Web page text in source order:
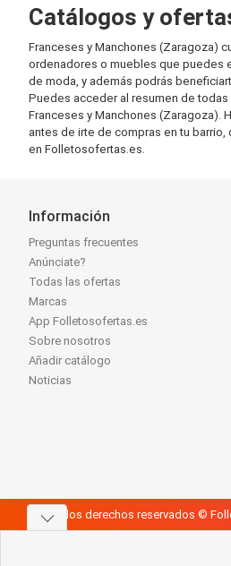
Catálogos y
Franceses y Manchones (Zaragoza)
ordenadores o muebles que puedes
de moda, y además podrás
Puedes acceder al resumen de
Franceses y Manchones (Zaragoza).
antes de irte de compras en tu
en Folletosofertas.es.
Información
Preguntas frecuentes
Anúnciate?
Todas las ofertas
Marcas
App Folletosofertas.es
Sobre nosotros
Añadir catálogo
Noticias
Todos los derechos reservados ©